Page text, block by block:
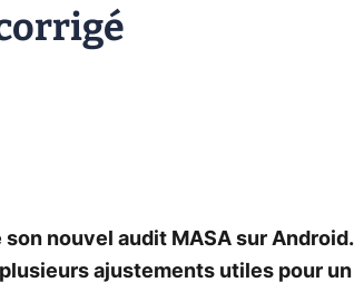
nouvel audit MASA sur Android.
ajustements utiles pour un